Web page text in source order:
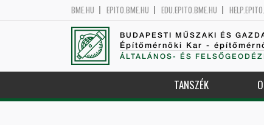
BME.HU EPITO.BME.HU EDU.EPITO.BME.HU
BUDAPESTI MŰSZAKI ÉS
Építőmérnöki Kar -
ÁLTALÁNOS- ÉS
TANSZÉK